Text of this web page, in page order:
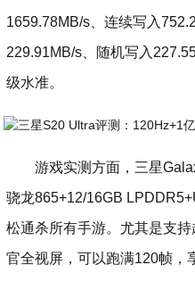
1659.78MB/s、连续写入
229.91MB/s、随机写入
级水准。
游戏实测方面，三星
骁龙865+12/16GB
松通杀所有手游。尤其是支
官全视屏，可以跑满120帧，